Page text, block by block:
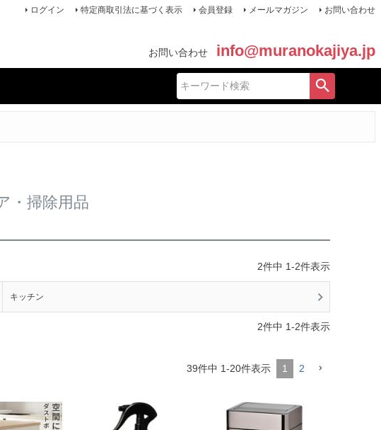
ログイン 特定商取引法に基づく表示 会員登録 メールマガジン お問い合わせ
お問い合わせ info@muranokajiya.jp
・掃除用品
2件中 1-2件表示
キッチン
2件中 1-2件表示
39件中 1-20件表示 1 2